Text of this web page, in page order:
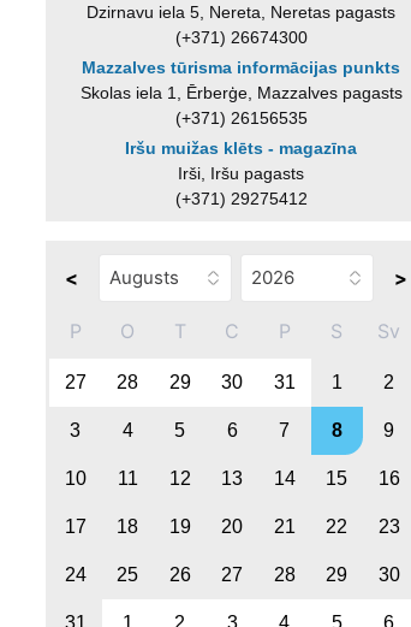
Dzirnavu iela 5, Nereta, Neretas pagasts
(+371) 26674300
Mazzalves tūrisma informācijas punkts
Skolas iela 1, Ērberģe, Mazzalves pagasts
(+371) 26156535
Iršu muižas klēts - magazīna
Irši, Iršu pagasts
(+371) 29275412
< >
P O T C P S Sv
27 28 29 30 31 1 2
3 4 5 6 7 8 9
10 11 12 13 14 15 16
17 18 19 20 21 22 23
24 25 26 27 28 29 30
31 1 2 3 4 5 6